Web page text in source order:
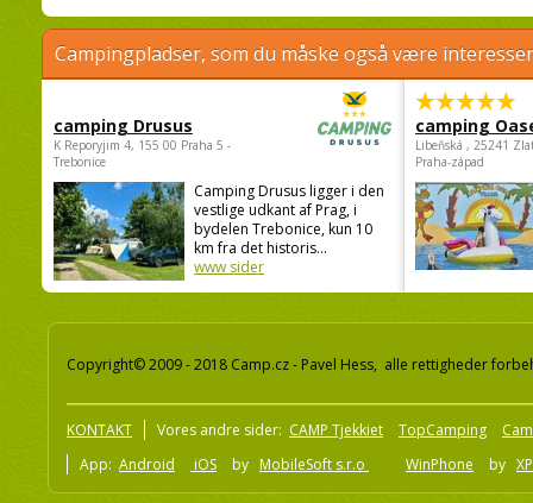
Campingpladser, som du måske også være
camping Drusus
K Reporyjim 4, 155 00 Praha 5 -
Trebonice
Camping Drusus ligger i den
vestlige udkant af Prag, i
bydelen Trebonice, kun 10
km fra det historis...
www sider
camping
Libeňská , 25241
Praha-západ
Copyright© 2009 - 2018 Camp.cz - Pavel Hess, alle rettigheder
KONTAKT Vores andre sider: CAMP Tjekkiet TopCamping
App: Android iOS by MobileSoft s.r.o WinPhone by